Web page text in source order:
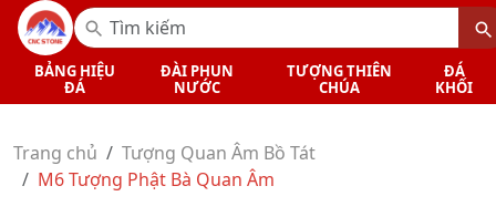
BẢNG HIỆU
ĐÁ
ĐÀI PHUN
NƯỚC
TƯỢNG THIÊN
CHÚA
ĐÁ
KHỐI
Trang chủ
Tượng Quan Âm Bồ Tát
M6 Tượng Phật Bà Quan Âm